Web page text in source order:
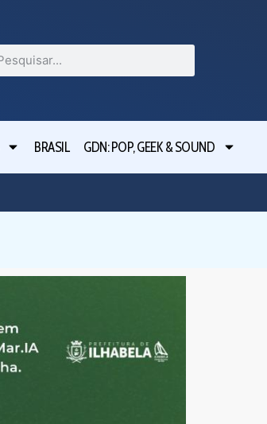
BRASIL GDN: POP, GEEK & SOUND